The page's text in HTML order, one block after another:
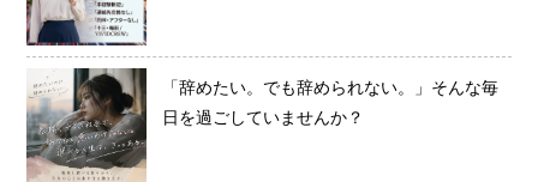
「辞めたい。でも辞められない。」そんな毎
日を過ごしていませんか？